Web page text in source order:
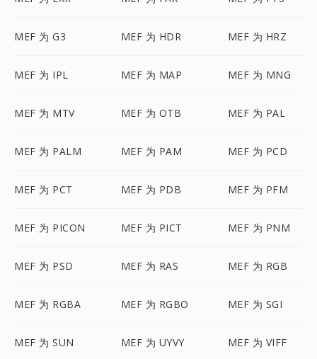
MEF 为 G3 MEF 为 HDR MEF 为 HRZ
MEF 为 IPL MEF 为 MAP MEF 为 MNG
MEF 为 MTV MEF 为 OTB MEF 为 PAL
MEF 为 PALM MEF 为 PAM MEF 为 PCD
MEF 为 PCT MEF 为 PDB MEF 为 PFM
MEF 为 PICON MEF 为 PICT MEF 为 PNM
MEF 为 PSD MEF 为 RAS MEF 为 RGB
MEF 为 RGBA MEF 为 RGBO MEF 为 SGI
MEF 为 SUN MEF 为 UYVY MEF 为 VIFF